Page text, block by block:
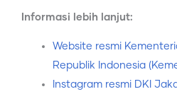
Informasi lebih lanjut:
Website resmi
Republik Indonesia
Instagram resmi DKI